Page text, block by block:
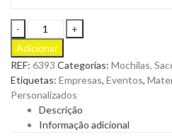
Saco
Graket
de
Linha
Natural
em
Algodão
Reciclado
Adicionar
REF: 6393 Categorias: Mochilas,
Etiquetas: Empresas, Eventos,
Personalizados
Descrição
Informação adicional